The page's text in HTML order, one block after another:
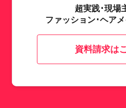
超実践･現場
ファッション･ヘア
資料請求は